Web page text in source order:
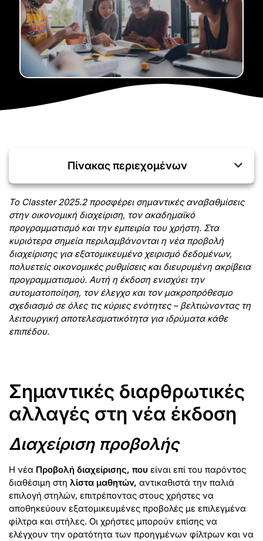
Πίνακας περιεχομένων
Το Classter 2025.2 προσφέρει σημαντικές αναβαθμίσεις
στην οικονομική διαχείριση, τον ακαδημαϊκό
προγραμματισμό και την εμπειρία του χρήστη. Στα
κυριότερα σημεία περιλαμβάνονται η νέα προβολή
διαχείρισης για εξατομικευμένο χειρισμό δεδομένων,
πολυετείς οικονομικές ρυθμίσεις και διευρυμένη ακρίβεια
προγραμματισμού. Αυτή η έκδοση ενισχύει την
αυτοματοποίηση, τον έλεγχο και τον μακροπρόθεσμο
σχεδιασμό σε όλες τις κύριες ενότητες – βελτιώνοντας τη
λειτουργική αποτελεσματικότητα για ιδρύματα κάθε
επιπέδου.
Σημαντικές διαρθρωτικές
αλλαγές στη νέα έκδοση
Διαχείριση προβολής
Η νέα Προβολή διαχείρισης, που είναι επί του παρόντος
διαθέσιμη στη λίστα μαθητών, αντικαθιστά την παλιά
επιλογή στηλών, επιτρέποντας στους χρήστες να
αποθηκεύουν εξατομικευμένες προβολές με επιλεγμένα
φίλτρα και στήλες. Οι χρήστες μπορούν επίσης να
ελέγχουν την ορατότητα των προηγμένων φίλτρων και να